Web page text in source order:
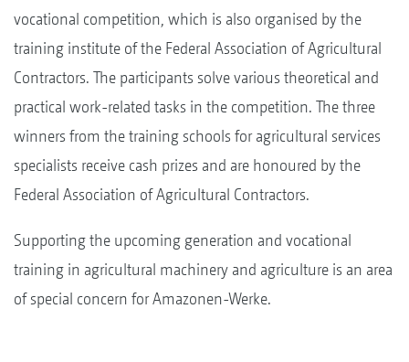
vocational competition, which is also organised by the
training institute of the Federal Association of Agricultural
Contractors. The participants solve various theoretical and
practical work-related tasks in the competition. The three
winners from the training schools for agricultural services
specialists receive cash prizes and are honoured by the
Federal Association of Agricultural Contractors.
Supporting the upcoming generation and vocational
training in agricultural machinery and agriculture is an area
of special concern for Amazonen-Werke.